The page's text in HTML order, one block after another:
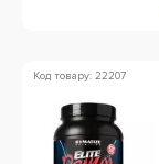
Код товару: 22207